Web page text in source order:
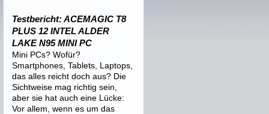
Testbericht: ACEMAGIC T8
PLUS 12 INTEL ALDER
LAKE N95 MINI PC
Mini PCs? Wofür?
Smartphones, Tablets, Laptops,
das alles reicht doch aus? Die
Sichtweise mag richtig sein,
aber sie hat auch eine Lücke:
Vor allem, wenn es um das